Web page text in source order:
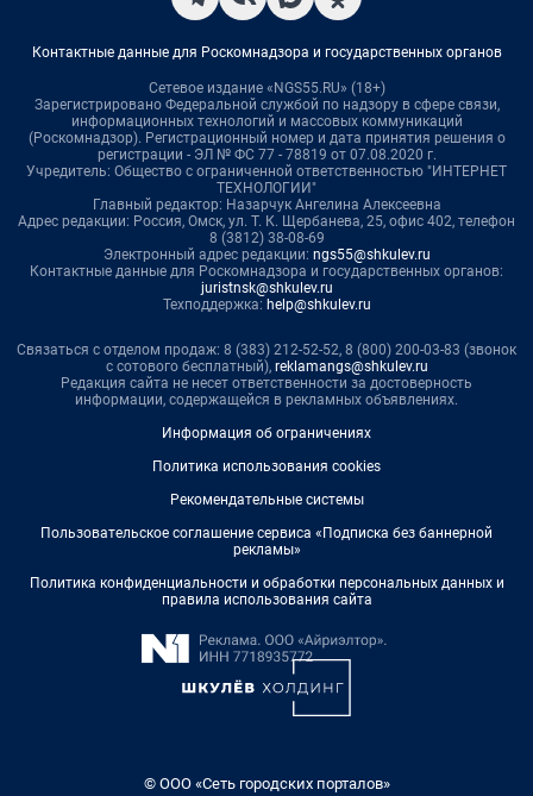
Контактные данные для Роскомнадзора и государственных органов
Сетевое издание «NGS55.RU» (18+)
Зарегистрировано Федеральной службой по надзору в сфере связи,
информационных технологий и массовых коммуникаций
(Роскомнадзор). Регистрационный номер и дата принятия решения о
регистрации - ЭЛ № ФС 77 - 78819 от 07.08.2020 г.
Учредитель: Общество с ограниченной ответственностью "ИНТЕРНЕТ
ТЕХНОЛОГИИ"
Главный редактор: Назарчук Ангелина Алексеевна
Адрес редакции: Россия, Омск, ул. Т. К. Щербанева, 25, офис 402, телефон
8 (3812) 38-08-69
Электронный адрес редакции: ngs55@shkulev.ru
Контактные данные для Роскомнадзора и государственных органов:
juristnsk@shkulev.ru
Техподдержка: help@shkulev.ru
Связаться с отделом продаж: 8 (383) 212-52-52, 8 (800) 200-03-83 (звонок
с сотового бесплатный), reklamangs@shkulev.ru
Редакция сайта не несет ответственности за достоверность
информации, содержащейся в рекламных объявлениях.
Информация об ограничениях
Политика использования cookies
Рекомендательные системы
Пользовательское соглашение сервиса «Подписка без баннерной
рекламы»
Политика конфиденциальности и обработки персональных данных и
правила использования сайта
© ООО «Сеть городских порталов»